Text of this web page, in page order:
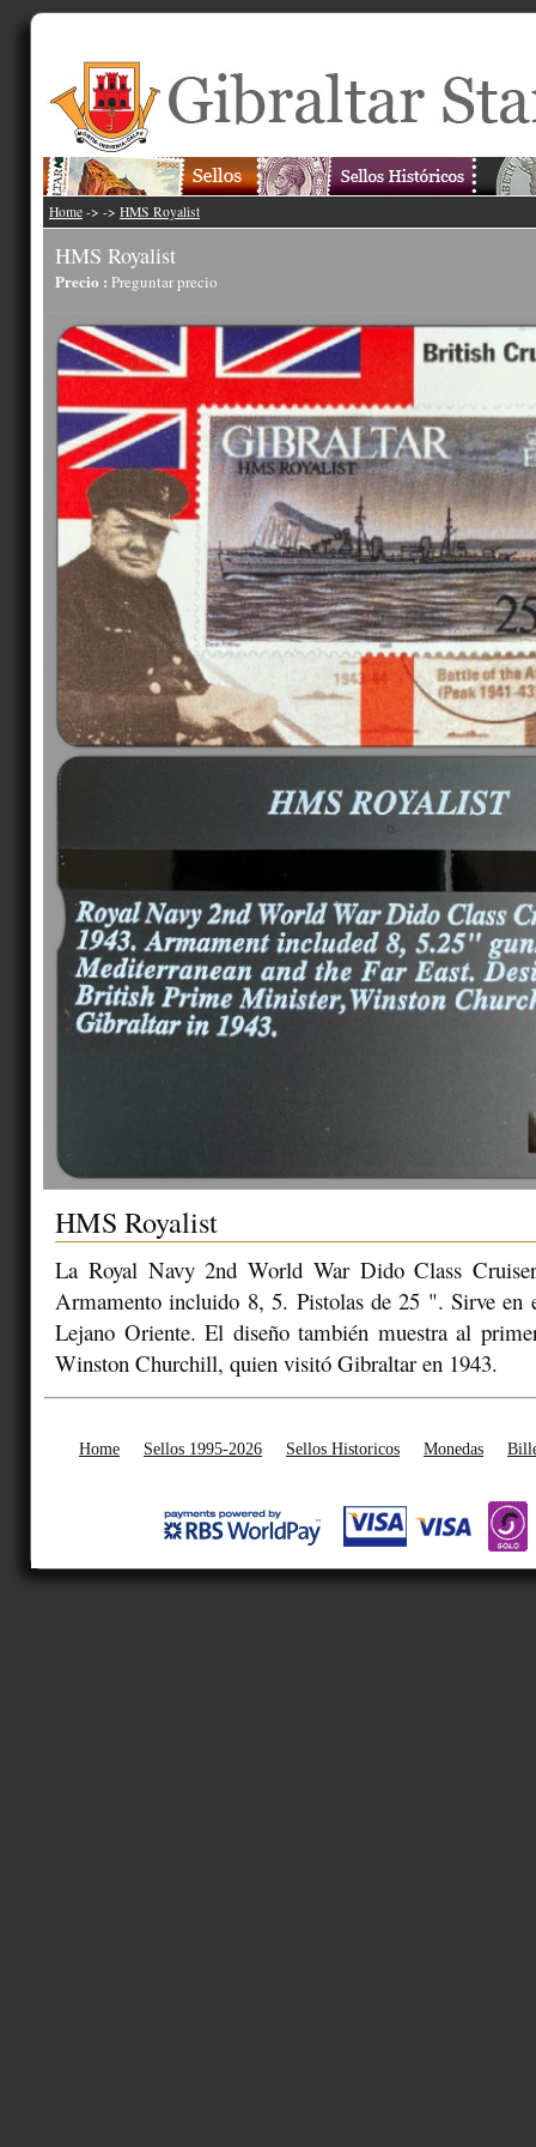
Home -> -> HMS Royalist
HMS Royalist
Precio : Preguntar precio
HMS Royalist
La Royal Navy 2nd World War Dido Class
Armamento incluido 8, 5. Pistolas de 25 ". Sirve en
Lejano Oriente. El diseño también muestra al
Winston Churchill, quien visitó Gibraltar en 1943.
Home Sellos 1995-2026 Sellos Historicos Monedas